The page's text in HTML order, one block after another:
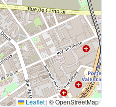
Leaflet | © OpenStreetMap